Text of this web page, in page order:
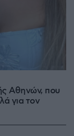
Αθηνών, που
για τον